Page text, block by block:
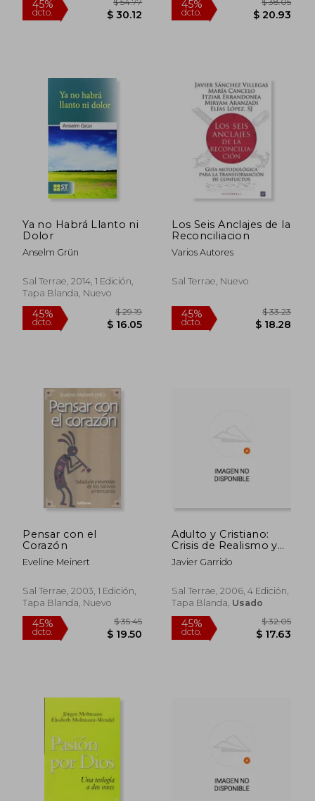
45% $ 39.73 45%
dcto.
Ya no Habrá Llanto ni
Dolor
Anselm Grün
Sal Terrae, 2014, 1 Edición,
Tapa Blanda, Nuevo
Los Seis Anclajes de la
Reconciliacion
Varios Autores
Sal Terrae, Nuevo
Pensar con el
Corazón
Eveline Meinert
Sal Terrae, 2003, 1 Edición,
Tapa Blanda, Nuevo
Adulto y Cristiano:
Crisis de Realismo y
Madurez Cristiana
(Servidores y
Javier Garrido
Sal Terrae, 2006, 4 Edición,
Tapa Blanda, Usado